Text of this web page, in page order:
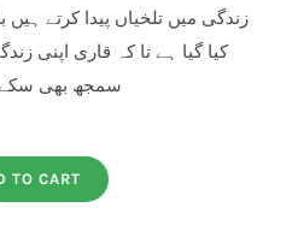
زندگی میں تلخیاں پیدا کرتے
کیا گیا ہے تا کہ قاری اپنی
سمجھ بھی سکے
TO CART